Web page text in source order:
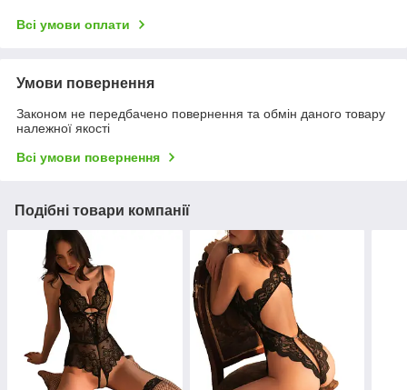
Всі умови оплати
Умови повернення
Законом не передбачено повернення та обмін даного товару
належної якості
Всі умови повернення
Подібні товари компанії